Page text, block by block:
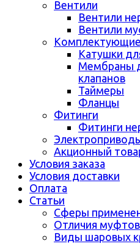
Вентили
Вентили
Вентили
Комплектующие
Катушки
Мембраны
клапанов
Таймеры
Фланцы
Фитинги
Фитинги
Акционный
Условия заказа
Условия доставки
Оплата
Статьи
Сферы
Отличия
Виды шаровых